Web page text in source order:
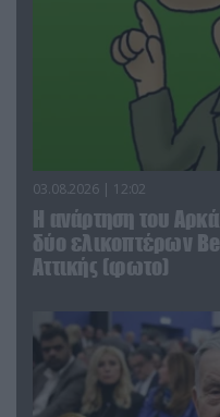
03.08.2026 | 12:02
Η ανάρτηση του
δύο ελικοπτέρων
Αττικής (φωτο)